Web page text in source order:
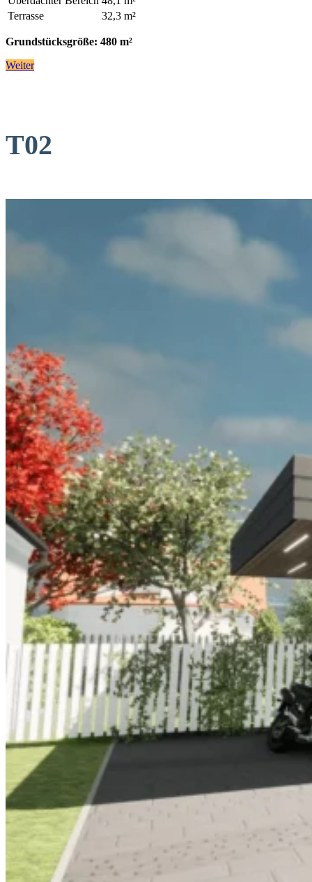
Terrasse
32,3 m²
Grundstücksgröße: 480 m²
Weiter
T02